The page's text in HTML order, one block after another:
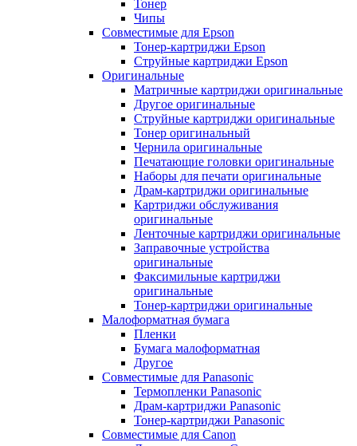
Тонер
Чипы
Совместимые для Epson
Тонер-картриджи Epson
Струйные картриджи Epson
Оригинальные
Матричные картриджи оригинальные
Другое оригинальные
Струйные картриджи оригинальные
Тонер оригинальный
Чернила оригинальные
Печатающие головки оригинальные
Наборы для печати оригинальные
Драм-картриджи оригинальные
Картриджи обслуживания
оригинальные
Ленточные картриджи оригинальные
Заправочные устройства
оригинальные
Факсимильные картриджи
оригинальные
Тонер-картриджи оригинальные
Малоформатная бумага
Пленки
Бумага малоформатная
Другое
Совместимые для Panasonic
Термопленки Panasonic
Драм-картриджи Panasonic
Тонер-картриджи Panasonic
Совместимые для Canon